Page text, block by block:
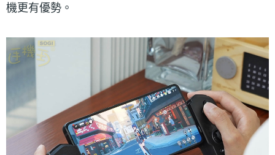
機更有優勢。